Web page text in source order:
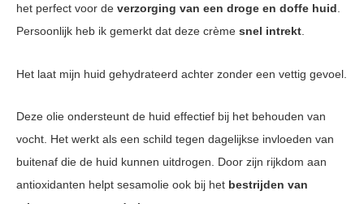
het perfect voor de verzorging van een droge en doffe huid.
Persoonlijk heb ik gemerkt dat deze crème snel intrekt.
Het laat mijn huid gehydrateerd achter zonder een vettig gevoel.
Deze olie ondersteunt de huid effectief bij het behouden van
vocht. Het werkt als een schild tegen dagelijkse invloeden van
buitenaf die de huid kunnen uitdrogen. Door zijn rijkdom aan
antioxidanten helpt sesamolie ook bij het bestrijden van